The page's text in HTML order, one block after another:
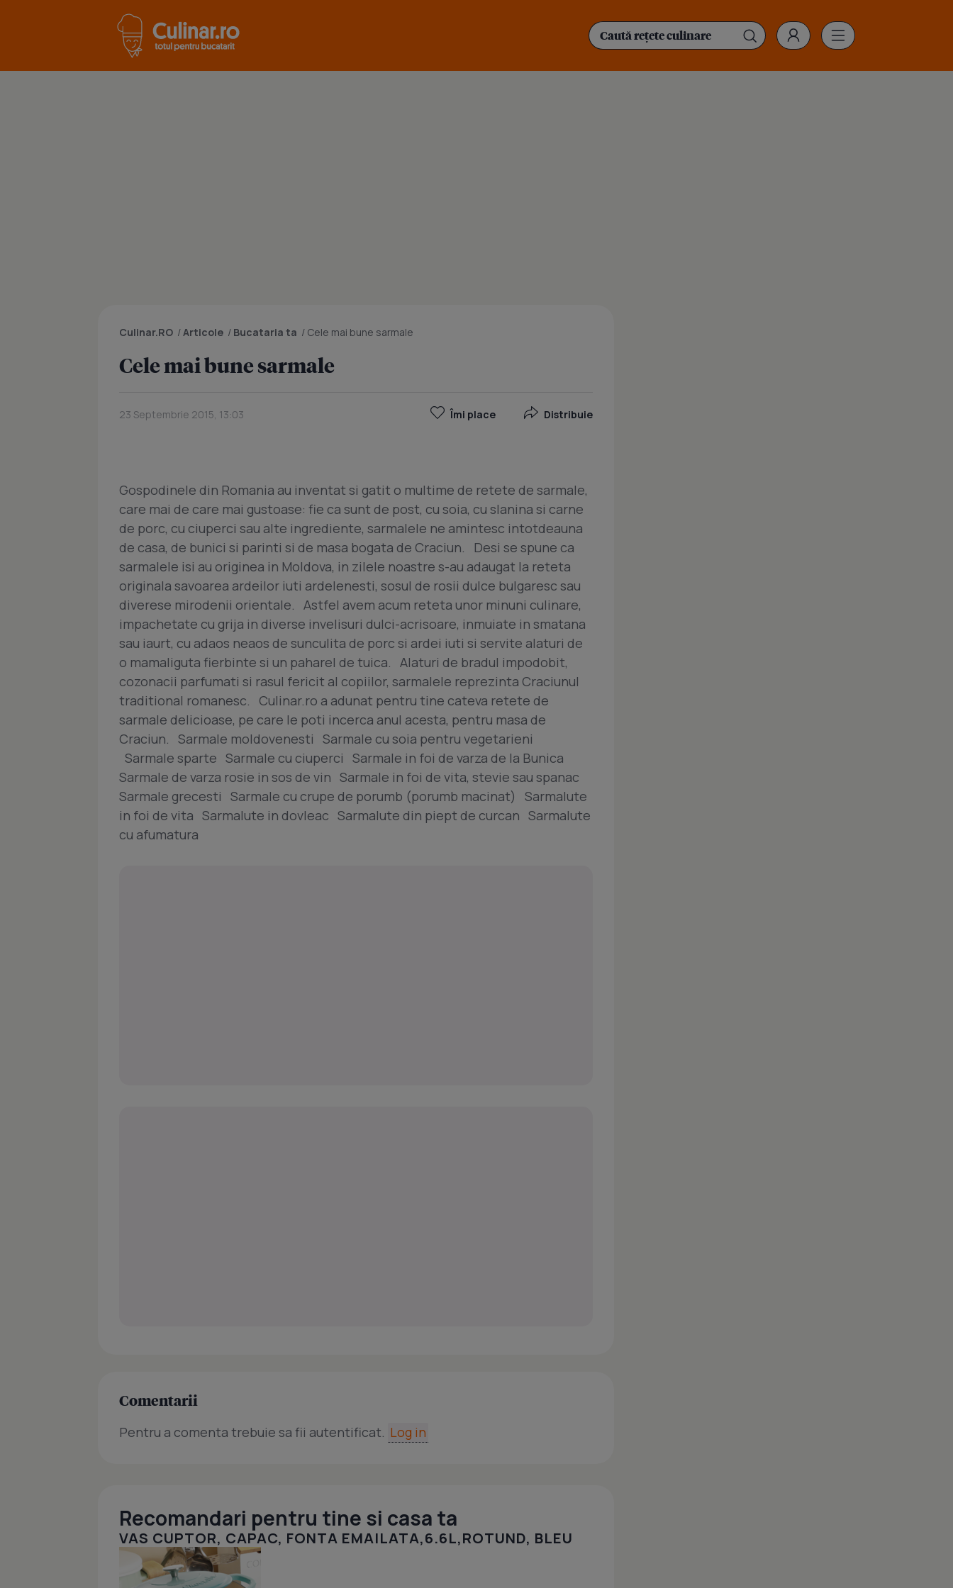
Culinar.RO /Articole / Bucataria ta / Cele mai bune sarmale
Cele mai bune sarmale
23 Septembrie 2015, 13:03 Îmi place Distribuie
Gospodinele din Romania au inventat si gatit o multime de retete de sarmale,
care mai de care mai gustoase: fie ca sunt de post, cu soia, cu slanina si carne
de porc, cu ciuperci sau alte ingrediente, sarmalele ne amintesc intotdeauna
de casa, de bunici si parinti si de masa bogata de Craciun. Desi se spune ca
sarmalele isi au originea in Moldova, in zilele noastre s-au adaugat la reteta
originala savoarea ardeilor iuti ardelenesti, sosul de rosii dulce bulgaresc sau
diverese mirodenii orientale. Astfel avem acum reteta unor minuni culinare,
impachetate cu grija in diverse invelisuri dulci-acrisoare, inmuiate in smatana
sau iaurt, cu adaos neaos de sunculita de porc si ardei iuti si servite alaturi de
o mamaliguta fierbinte si un paharel de tuica. Alaturi de bradul impodobit,
cozonacii parfumati si rasul fericit al copiilor, sarmalele reprezinta Craciunul
traditional romanesc. Culinar.ro a adunat pentru tine cateva retete de
sarmale delicioase, pe care le poti incerca anul acesta, pentru masa de
Craciun. Sarmale moldovenesti Sarmale cu soia pentru vegetarieni
Sarmale sparte Sarmale cu ciuperci Sarmale in foi de varza de la Bunica
Sarmale de varza rosie in sos de vin Sarmale in foi de vita, stevie sau spanac
Sarmale grecesti Sarmale cu crupe de porumb (porumb macinat) Sarmalute
in foi de vita Sarmalute in dovleac Sarmalute din piept de curcan Sarmalute
cu afumatura
Comentarii
Pentru a comenta trebuie sa fii autentificat. Log in
Recomandari pentru tine si casa ta
VAS CUPTOR, CAPAC, FONTA EMAILATA,6.6L,ROTUND, BLEU